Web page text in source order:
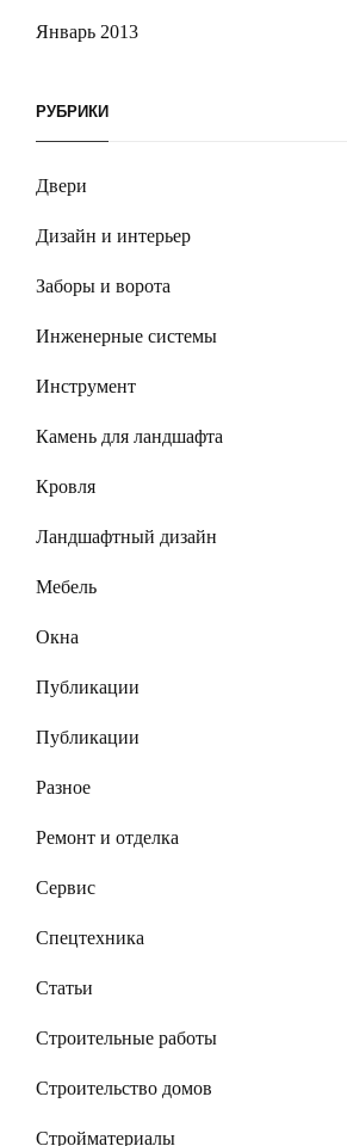
Январь 2013
РУБРИКИ
Двери
Дизайн и интерьер
Заборы и ворота
Инженерные системы
Инструмент
Камень для ландшафта
Кровля
Ландшафтный дизайн
Мебель
Окна
Публикации
Публикации
Разное
Ремонт и отделка
Сервис
Спецтехника
Статьи
Строительные работы
Строительство домов
Стройматериалы